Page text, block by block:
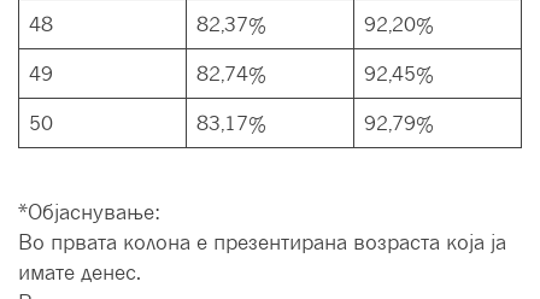
48 82,37% 92,20%
49 82,74% 92,45%
50 83,17% 92,79%
*Објаснување:
Во првата колона е презентирана возраста која ја
имате денес.